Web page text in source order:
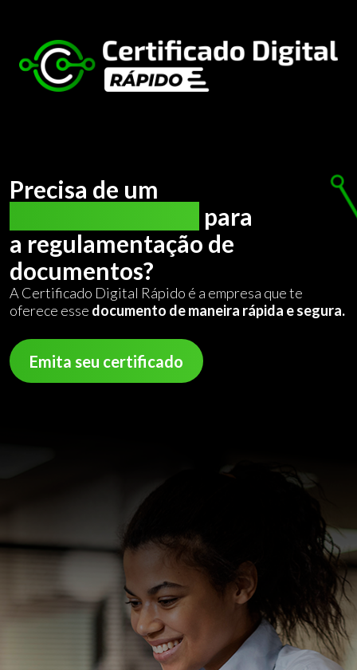
Precisa de um
para
a regulamentação de
documentos?
A Certificado Digital Rápido é a empresa que te
oferece esse documento de maneira rápida e segura.
Emita seu certificado